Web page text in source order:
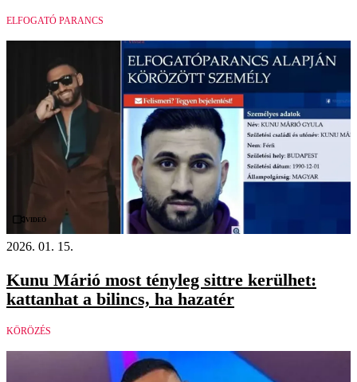
ELFOGATÓ PARANCS
Videó
2026. 01. 15.
Kunu Márió most tényleg sittre kerülhet:
kattanhat a bilincs, ha hazatér
KÖRÖZÉS